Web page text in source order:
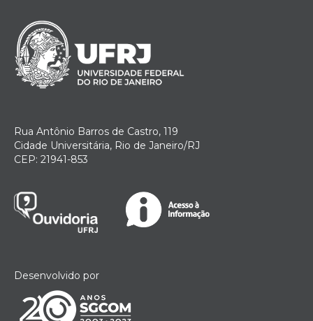
Rua Antônio Barros de Castro, 119
Cidade Universitária, Rio de Janeiro/RJ
CEP: 21941-853
Desenvolvido por